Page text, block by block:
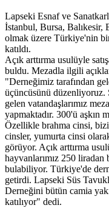
Lapseki Esnaf ve
İstanbul, Bursa,
olmak üzere Türkiye'nin
katıldı.
Açık arttırma usulüyle
buldu. Mezadla ilgili
"Derneğimiz tarafından
üçüncüsünü
gelen vatandaşlarımız
yapmaktadır. 300'ü aşkın
Özellikle brahma cinsi,
cinsler, yumurta cinsi
görüyor. Açık arttırma
hayvanlarımız 250 liradan
bulabiliyor. Türkiye'de
getirdi. Lapseki Süs
Derneğini bütün camia
katılıyor" dedi.